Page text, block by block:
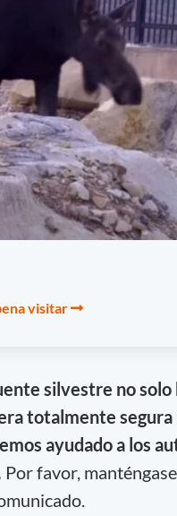
visitar
silvestre no solo
totalmente segura
ayudado a los
Por favor,